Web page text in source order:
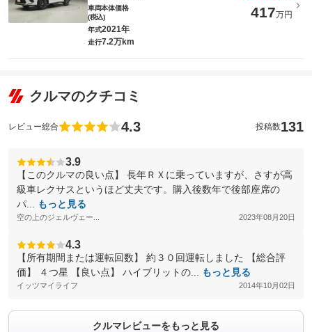
車両本体価格
(税込)
417万円
年式2021年
走行7.2万km
クルマのクチコミ
レビュー総合 4.3 投稿数131
3.9
【このクルマの良い点】 長年ＲＸに乗っていますが、さすが高
級車レクサスというほど丈夫です。購入後数年で後部座席の
パ...
もっと見る
空の上のジェルヴェー... 2023年08月20日
4.3
【所有期間または運転回数】 約３０回運転しました 【総合評
価】 ４つ星 【良い点】 ハイブリットの...
もっと見る
イッツマイライフ 2014年10月02日
クルマレビューをもっと見る